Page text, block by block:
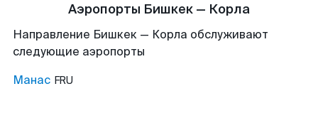
Аэропорты Бишкек — Корла
Направление Бишкек — Корла обслуживают
следующие аэропорты
Манас FRU